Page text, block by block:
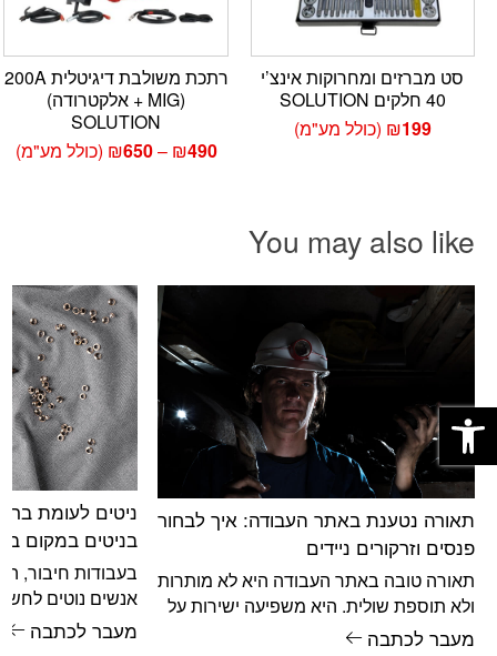
סט מברזים ומחרוקות אינצ’י
40 חלקים SOLUTION
₪199 (כולל מע"מ)
רתכת משולבת דיגיטלית 200A
(MIG + אלקטרודה)
SOLUTION
₪490
–
₪650
טווח
(כולל מע"מ)
You may also like
תאורה נטענת באתר העבודה: איך לבחור
פנסים וזרקורים ניידים
תאורה טובה באתר העבודה היא לא מותרות
ולא תוספת שולית. היא משפיעה ישירות על
הדיוק, על הבטיחות, על קצב העבודה
מעבר לכתבה
ניטים לעומת
בניטים במקום
בעבודות חיבור,
אנשים נוטים
טבעי. בורג הוא
מעבר לכתבה
פתח סרגל נגישות